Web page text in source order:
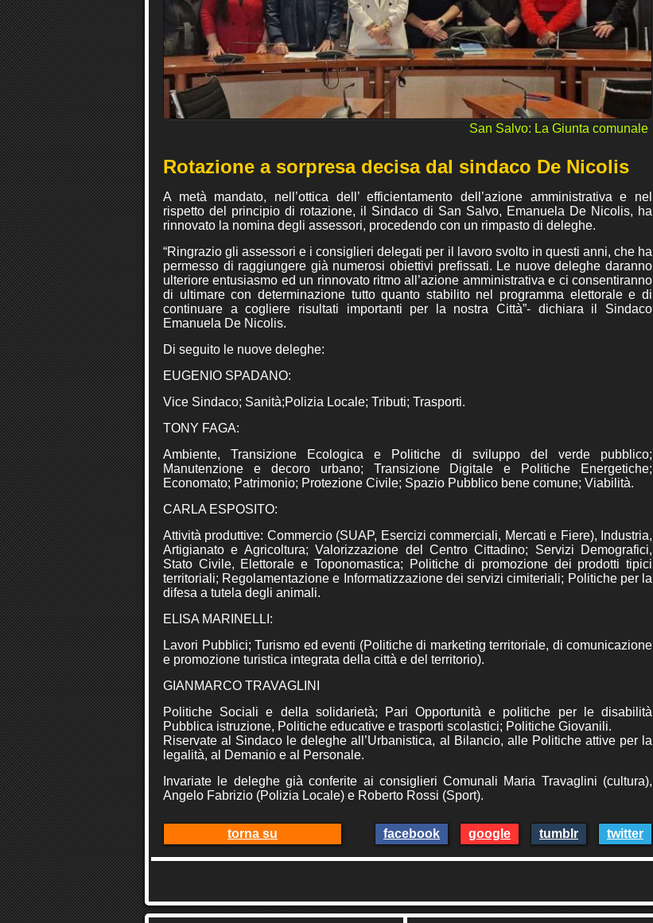
San Salvo: La Giunta comunale
Rotazione a sorpresa decisa dal sindaco De Nicolis
A metà mandato, nell’ottica dell’ efficientamento dell’azione amministrativa e nel
rispetto del principio di rotazione, il Sindaco di San Salvo, Emanuela De Nicolis, ha
rinnovato la nomina degli assessori, procedendo con un rimpasto di deleghe.
“Ringrazio gli assessori e i consiglieri delegati per il lavoro svolto in questi anni, che ha
permesso di raggiungere già numerosi obiettivi prefissati. Le nuove deleghe daranno
ulteriore entusiasmo ed un rinnovato ritmo all’azione amministrativa e ci consentiranno
di ultimare con determinazione tutto quanto stabilito nel programma elettorale e di
continuare a cogliere risultati importanti per la nostra Città”- dichiara il Sindaco
Emanuela De Nicolis.
Di seguito le nuove deleghe:
EUGENIO SPADANO:
Vice Sindaco; Sanità;Polizia Locale; Tributi; Trasporti.
TONY FAGA:
Ambiente, Transizione Ecologica e Politiche di sviluppo del verde pubblico;
Manutenzione e decoro urbano; Transizione Digitale e Politiche Energetiche;
Economato; Patrimonio; Protezione Civile; Spazio Pubblico bene comune; Viabilità.
CARLA ESPOSITO:
Attività produttive: Commercio (SUAP, Esercizi commerciali, Mercati e Fiere), Industria,
Artigianato e Agricoltura; Valorizzazione del Centro Cittadino; Servizi Demografici,
Stato Civile, Elettorale e Toponomastica; Politiche di promozione dei prodotti tipici
territoriali; Regolamentazione e Informatizzazione dei servizi cimiteriali; Politiche per la
difesa a tutela degli animali.
ELISA MARINELLI:
Lavori Pubblici; Turismo ed eventi (Politiche di marketing territoriale, di comunicazione
e promozione turistica integrata della città e del territorio).
GIANMARCO TRAVAGLINI
Politiche Sociali e della solidarietà; Pari Opportunità e politiche per le disabilità
Pubblica istruzione, Politiche educative e trasporti scolastici; Politiche Giovanili.
Riservate al Sindaco le deleghe all’Urbanistica, al Bilancio, alle Politiche attive per la
legalità, al Demanio e al Personale.
Invariate le deleghe già conferite ai consiglieri Comunali Maria Travaglini (cultura),
Angelo Fabrizio (Polizia Locale) e Roberto Rossi (Sport).
torna su facebook google tumblr twitter